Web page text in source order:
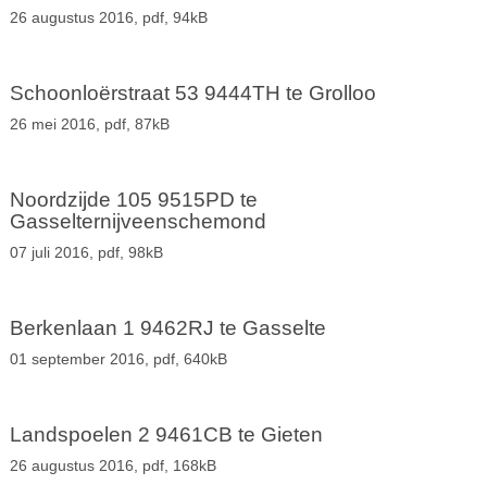
26 augustus 2016, pdf, 94kB
Schoonloërstraat 53 9444TH te Grolloo
26 mei 2016, pdf, 87kB
Noordzijde 105 9515PD te
Gasselternijveenschemond
07 juli 2016, pdf, 98kB
Berkenlaan 1 9462RJ te Gasselte
01 september 2016, pdf, 640kB
Landspoelen 2 9461CB te Gieten
26 augustus 2016, pdf, 168kB